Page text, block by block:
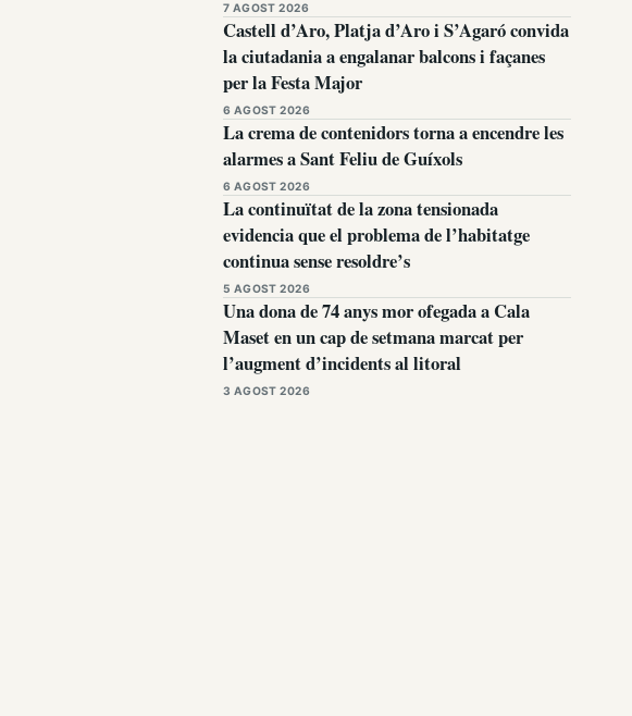
7 AGOST 2026
Castell d’Aro, Platja d’Aro i S’Agaró convida
la ciutadania a engalanar balcons i façanes
per la Festa Major
6 AGOST 2026
La crema de contenidors torna a encendre les
alarmes a Sant Feliu de Guíxols
6 AGOST 2026
La continuïtat de la zona tensionada
evidencia que el problema de l’habitatge
continua sense resoldre’s
5 AGOST 2026
Una dona de 74 anys mor ofegada a Cala
Maset en un cap de setmana marcat per
l’augment d’incidents al litoral
3 AGOST 2026